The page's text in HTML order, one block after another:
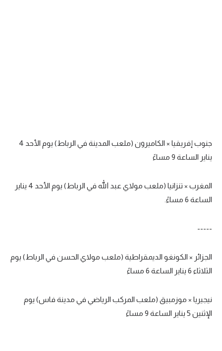
جنوب إفريقيا × الكاميرون (ملعب المدينة في الرباط) يوم الأحد 4
يناير الساعة 9 مساءً
المغرب × تنزانيا (ملعب مولاي عبد الله في الرباط) يوم الأحد 4 يناير
الساعة 6 مساءً.
-----
الجزائر × الكونغو الديمقراطية (ملعب مولاي الحسن في الرباط) يوم
الثلاثاء 6 يناير الساعة 6 مساءً
نيجيريا × موزمبيق (ملعب المركب الرياضي في مدينة فاس) يوم
الإثنين 5 يناير الساعة 9 مساءً